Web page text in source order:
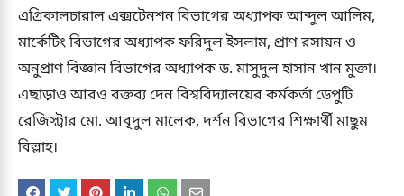
এগ্রিকালচারাল এক্সটেনশন বিভাগের অধ্যাপক আব্দুল আলিম,
মার্কেটিং বিভাগের অধ্যাপক ফরিদুল ইসলাম, প্রাণ রসায়ন ও
অনুপ্রাণ বিজ্ঞান বিভাগের অধ্যাপক ড. মাসুদুল হাসান খান মুক্তা।
এছাড়াও আরও বক্তব্য দেন বিশ্ববিদ্যালয়ের কর্মকর্তা ডেপুটি
রেজিস্ট্রার মো. আবৃদুল মালেক, দর্শন বিভাগের শিক্ষার্থী মাছুম
বিল্লাহ।